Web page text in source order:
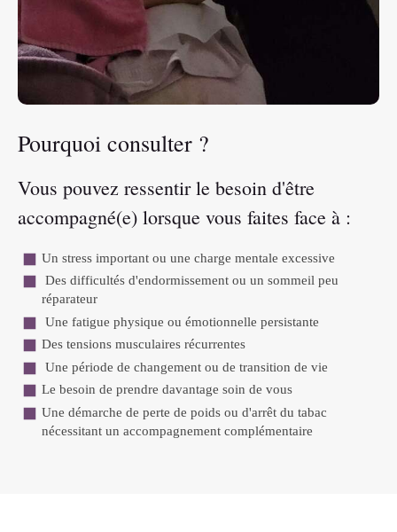
Pourquoi consulter ?
Vous pouvez ressentir le besoin d'être
accompagné(e) lorsque vous faites face à :
Un stress important ou une charge mentale excessive
Des difficultés d'endormissement ou un sommeil peu
réparateur
Une fatigue physique ou émotionnelle persistante
Des tensions musculaires récurrentes
Une période de changement ou de transition de vie
Le besoin de prendre davantage soin de vous
Une démarche de perte de poids ou d'arrêt du tabac
nécessitant un accompagnement complémentaire